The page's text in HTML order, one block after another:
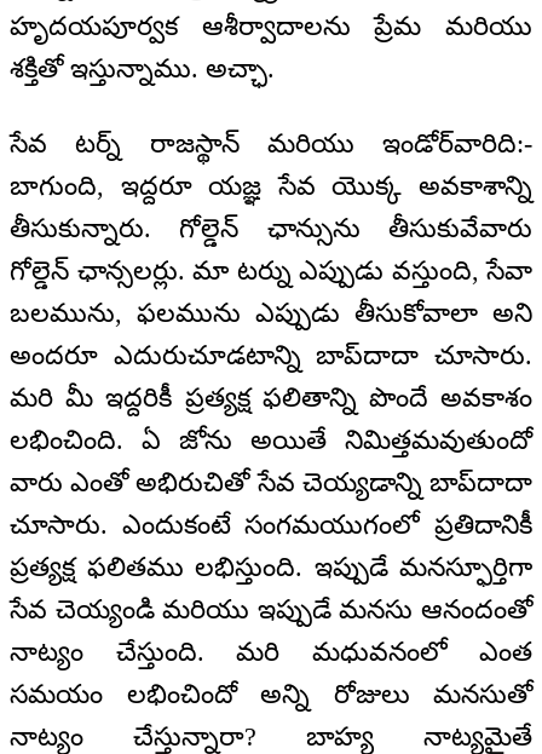
హృదయపూర్వక ఆశీర్వాదాలను ప్రేమ మరియు
శక్తితో ఇస్తున్నాము. అచ్ఛా.
సేవ టర్న్‌ రాజస్థాన్‌ మరియు ఇండోర్‌వారిది:-
బాగుంది, ఇద్దరూ యజ్ఞ సేవ యొక్క అవకాశాన్ని
తీసుకున్నారు. గోల్డెన్‌ ఛాన్సును తీసుకువేవారు
గోల్డెన్‌ ఛాన్సలర్లు. మా టర్ను ఎప్పుడు వస్తుంది, సేవా
బలమును, ఫలమును ఎప్పుడు తీసుకోవాలా అని
అందరూ ఎదురుచూడటాన్ని బాప్‌దాదా చూసారు.
మరి మీ ఇద్దరికీ ప్రత్యక్ష ఫలితాన్ని పొందే అవకాశం
లభించింది. ఏ జోను అయితే నిమిత్తమవుతుందో
వారు ఎంతో అభిరుచితో సేవ చెయ్యడాన్ని బాప్‌దాదా
చూసారు. ఎందుకంటే సంగమయుగంలో ప్రతిదానికీ
ప్రత్యక్ష ఫలితము లభిస్తుంది. ఇప్పుడే మనస్ఫూర్తిగా
సేవ చెయ్యండి మరియు ఇప్పుడే మనసు ఆనందంతో
నాట్యం చేస్తుంది. మరి మధువనంలో ఎంత
సమయం లభించిందో అన్ని రోజులు మనసుతో
నాట్యం చేస్తున్నారా? బాహ్య నాట్యమైతే